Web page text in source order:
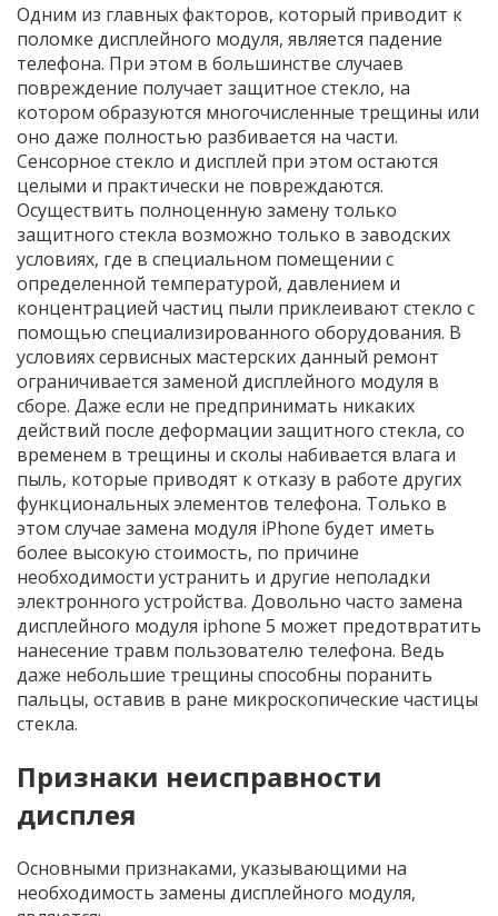
Одним из главных факторов, который приводит к
поломке дисплейного модуля, является падение
телефона. При этом в большинстве случаев
повреждение получает защитное стекло, на
котором образуются многочисленные трещины или
оно даже полностью разбивается на части.
Сенсорное стекло и дисплей при этом остаются
целыми и практически не повреждаются.
Осуществить полноценную замену только
защитного стекла возможно только в заводских
условиях, где в специальном помещении с
определенной температурой, давлением и
концентрацией частиц пыли приклеивают стекло с
помощью специализированного оборудования. В
условиях сервисных мастерских данный ремонт
ограничивается заменой дисплейного модуля в
сборе. Даже если не предпринимать никаких
действий после деформации защитного стекла, со
временем в трещины и сколы набивается влага и
пыль, которые приводят к отказу в работе других
функциональных элементов телефона. Только в
этом случае замена модуля iPhone будет иметь
более высокую стоимость, по причине
необходимости устранить и другие неполадки
электронного устройства. Довольно часто замена
дисплейного модуля iphone 5 может предотвратить
нанесение травм пользователю телефона. Ведь
даже небольшие трещины способны поранить
пальцы, оставив в ране микроскопические частицы
стекла.
Признаки неисправности
дисплея
Основными признаками, указывающими на
необходимость замены дисплейного модуля,